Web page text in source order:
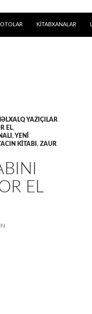
KİTABXANALAR
YAZIÇILAR
EL,
,YENİ
KİTABI , ZAUR
EL